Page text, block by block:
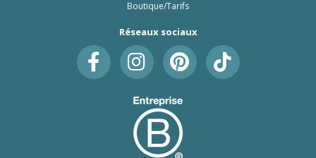
Boutique/Tarifs
Réseaux sociaux